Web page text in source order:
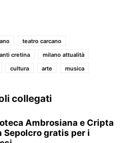
teatro carcano
cretina
milano attualità
cultura arte musica
collegati
Ambrosiana e Cripta
Sepolcro gratis per i